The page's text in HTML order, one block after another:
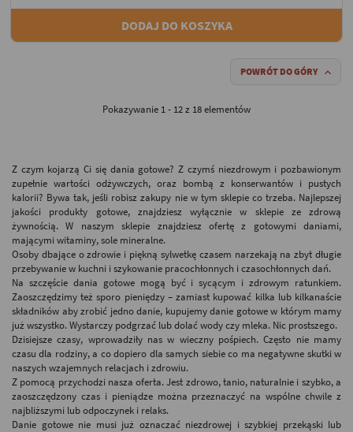
DODAJ DO KOSZYKA
POWRÓT DO GÓRY 
Pokazywanie 1 - 12 z 18 elementów
Z czym kojarzą Ci się dania gotowe? Z czymś niezdrowym i pozbawionym
zupełnie wartości odżywczych, oraz bombą z konserwantów i pustych
kalorii? Bywa tak, jeśli robisz zakupy nie w tym sklepie co trzeba. Najlepszej
jakości produkty gotowe, znajdziesz wyłącznie w sklepie ze zdrową
żywnością. W naszym sklepie znajdziesz ofertę z gotowymi daniami,
mającymi witaminy, sole mineralne.
Osoby dbające o zdrowie i piękną sylwetkę czasem narzekają na zbyt długie
przebywanie w kuchni i szykowanie pracochłonnych i czasochłonnych dań.
Na szczęście dania gotowe mogą być i sycącym i zdrowym ratunkiem.
Zaoszczędzimy też sporo pieniędzy – zamiast kupować kilka lub kilkanaście
składników aby zrobić jedno danie, kupujemy danie gotowe w którym mamy
już wszystko. Wystarczy podgrzać lub dolać wody czy mleka. Nic prostszego.
Dzisiejsze czasy, wprowadziły nas w wieczny pośpiech. Często nie mamy
czasu dla rodziny, a co dopiero dla samych siebie co ma negatywne skutki w
naszych wzajemnych relacjach i zdrowiu.
Z pomocą przychodzi nasza oferta. Jest zdrowo, tanio, naturalnie i szybko, a
zaoszczędzony czas i pieniądze można przeznaczyć na wspólne chwile z
najbliższymi lub odpoczynek i relaks.
Danie gotowe nie musi już oznaczać niezdrowej i szybkiej przekąski lub